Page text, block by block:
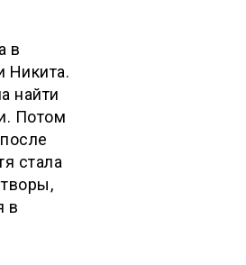
в
Никита.
найти
Потом
стала
в